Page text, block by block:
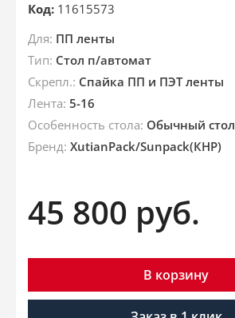
Код: 11615573
Для: ПП ленты
Тип: Стол п/автомат
Скрепл.: Спайка ПП и ПЭТ ленты
Лента: 5-16
Особенность стола: Обычный стол
Брeнд: XutianPack/Sunpack(КНР)
45 800 руб.
В корзину